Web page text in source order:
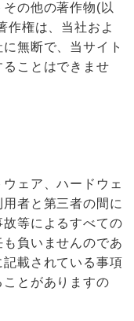
の他の著作物(以
作権は、当社およ
無断で、当サイト
ことはできませ
ェア、ハードウェ
者と第三者の間に
等によるすべての
負いませんのであ
載されている事項
とがありますの